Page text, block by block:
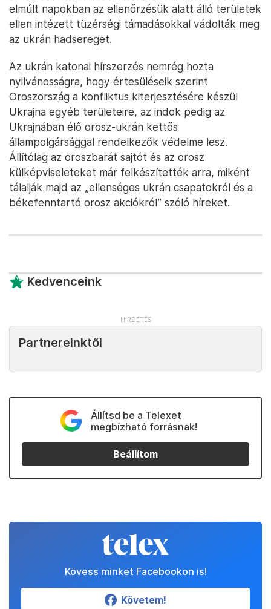
elmúlt napokban az ellenőrzésük alatt álló területek
ellen intézett tüzérségi támadásokkal vádolták meg
az ukrán hadsereget.
Az ukrán katonai hírszerzés nemrég hozta
nyilvánosságra, hogy értesüléseik szerint
Oroszország a konfliktus kiterjesztésére készül
Ukrajna egyéb területeire, az indok pedig az
Ukrajnában élő orosz-ukrán kettős
állampolgársággal rendelkezők védelme lesz.
Állítólag az oroszbarát sajtót és az orosz
külképviseleteket már felkészítették arra, miként
tálalják majd az „ellenséges ukrán csapatokról és a
békefenntartó orosz akciókról” szóló híreket.
Kedvenceink
Partnereinktől
Állítsd be a Telexet
megbízható forrásnak!
Beállítom
Kövess minket Facebookon is!
Követem!